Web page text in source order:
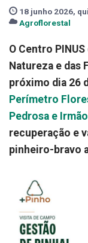
18 junho 2026,
Agroflorestal
O Centro
Natureza e das
próximo dia 26
Perímetro
Pedrosa e
recuperação e
pinheiro-bravo